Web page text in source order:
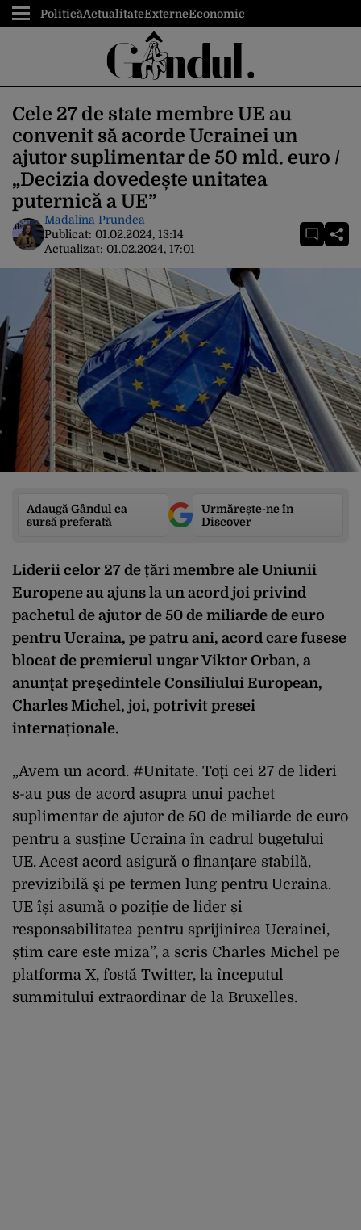
PoliticăActualitateExterneEconomic
Cele 27 de state membre UE au
convenit să acorde Ucrainei un
ajutor suplimentar de 50 mld. euro /
„Decizia dovedește unitatea
puternică a UE”
Madalina Prundea
Publicat: 01.02.2024, 13:14
Actualizat: 01.02.2024, 17:01
Adaugă Gândul ca
sursă preferată
Urmărește-ne în
Discover
Liderii celor 27 de țări membre ale Uniunii
Europene au ajuns la un acord joi privind
pachetul de ajutor de 50 de miliarde de euro
pentru Ucraina, pe patru ani, acord care fusese
blocat de premierul ungar Viktor Orban, a
anunţat preşedintele Consiliului European,
Charles Michel, joi, potrivit presei
internaționale.
„Avem un acord. #Unitate. Toţi cei 27 de lideri
s-au pus de acord asupra unui pachet
suplimentar de ajutor de 50 de miliarde de euro
pentru a susține Ucraina în cadrul bugetului
UE. Acest acord asigură o finanțare stabilă,
previzibilă şi pe termen lung pentru Ucraina.
UE își asumă o poziție de lider și
responsabilitatea pentru sprijinirea Ucrainei,
știm care este miza”, a scris Charles Michel pe
platforma X, fostă Twitter, la începutul
summitului extraordinar de la Bruxelles.